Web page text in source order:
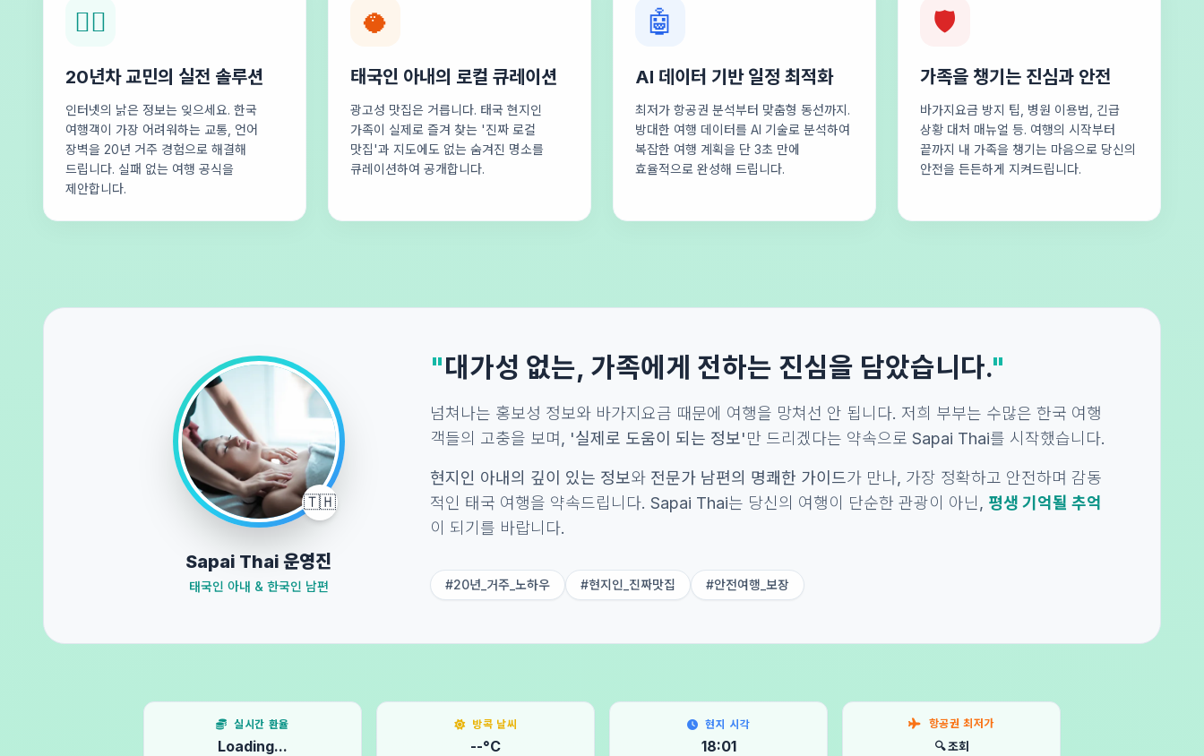
🕵️‍♂️
20년차 교민의 실전 솔루션
인터넷의 낡은 정보는 잊으세요. 한국
여행객이 가장 어려워하는 교통, 언어
장벽을 20년 거주 경험으로 해결해
드립니다. 실패 없는 여행 공식을
제안합니다.
🥥
태국인 아내의 로컬 큐레이션
광고성 맛집은 거릅니다. 태국 현지인
가족이 실제로 즐겨 찾는 '진짜 로컬
맛집'과 지도에도 없는 숨겨진 명소를
큐레이션하여 공개합니다.
🤖
AI 데이터 기반 일정 최적화
최저가 항공권 분석부터 맞춤형 동선까지.
방대한 여행 데이터를 AI 기술로 분석하여
복잡한 여행 계획을 단 3초 만에
효율적으로 완성해 드립니다.
🛡️
가족을 챙기는 진심과 안전
바가지요금 방지 팁, 병원 이용법, 긴급
상황 대처 매뉴얼 등. 여행의 시작부터
끝까지 내 가족을 챙기는 마음으로 당신의
안전을 든든하게 지켜드립니다.
🇹🇭
Sapai Thai 운영진
태국인 아내 & 한국인 남편
"대가성 없는, 가족에게 전하는 진심을 담았습니다."
넘쳐나는 홍보성 정보와 바가지요금 때문에 여행을 망쳐선 안 됩니다. 저희 부부는 수많은 한국 여행
객들의 고충을 보며, '실제로 도움이 되는 정보'만 드리겠다는 약속으로 Sapai Thai를 시작했습니다.
현지인 아내의 깊이 있는 정보와 전문가 남편의 명쾌한 가이드가 만나, 가장 정확하고 안전하며 감동
적인 태국 여행을 약속드립니다. Sapai Thai는 당신의 여행이 단순한 관광이 아닌, 평생 기억될 추억
이 되기를 바랍니다.
#20년_거주_노하우 #현지인_진짜맛집 #안전여행_보장
실시간 환율
Loading...
방콕 날씨
--°C
현지 시각
18:01
항공권 최저가
🔍 조회